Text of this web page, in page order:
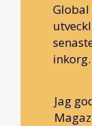
inkorg.
Jag